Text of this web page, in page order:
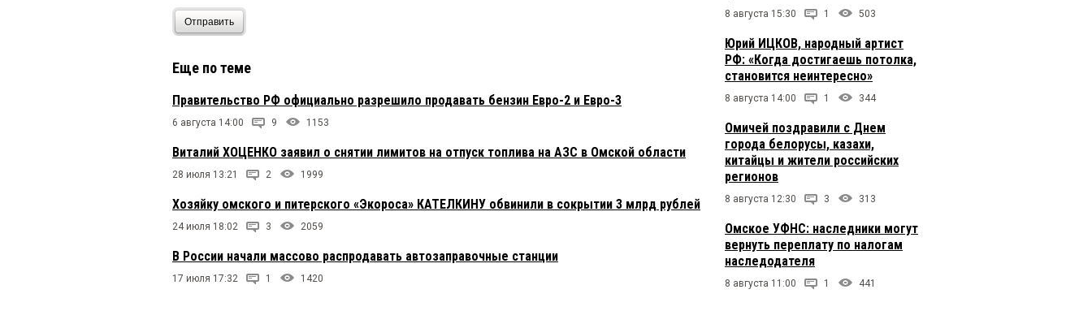
Отправить
Еще по теме
Правительство РФ официально разрешило продавать бензин Евро-2 и Евро-3
6 августа 14:00 9 1153
Виталий ХОЦЕНКО заявил о снятии лимитов на отпуск топлива на АЗС в Омской области
28 июля 13:21 2 1999
Хозяйку омского и питерского «Экороса» КАТЕЛКИНУ обвинили в сокрытии 3 млрд рублей
24 июля 18:02 3 2059
В России начали массово распродавать автозаправочные станции
17 июля 17:32 1 1420
8 августа 15:30 1 503
Юрий ИЦКОВ, народный артист
РФ: «Когда достигаешь потолка,
становится неинтересно»
8 августа 14:00 1 344
Омичей поздравили с Днем
города белорусы, казахи,
китайцы и жители российских
регионов
8 августа 12:30 3 313
Омское УФНС: наследники могут
вернуть переплату по налогам
наследодателя
8 августа 11:00 1 441